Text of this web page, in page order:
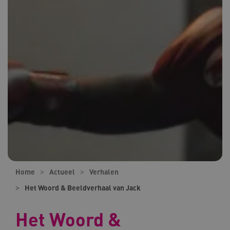
Home Actueel
Verhalen
Het Woord & Beeldverhaal van Jack
Het Woord &